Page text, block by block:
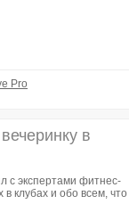
Pro
в
с экспертами фитнес-
в клубах и обо всем, что